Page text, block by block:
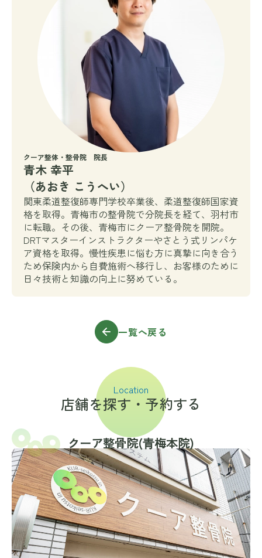
クーア整体・整骨院 院長
青木 幸平
（あおき こうへい）
関東柔道整復師専門学校卒業後、柔道整復師国家資
格を取得。青梅市の整骨院で分院長を経て、羽村市
に転職。その後、青梅市にクーア整骨院を開院。
DRTマスターインストラクターやさとう式リンパケ
ア資格を取得。慢性疾患に悩む方に真摯に向き合う
ため保険内から自費施術へ移行し、お客様のために
日々技術と知識の向上に努めている。
一覧へ戻る
Location
店舗を探す・予約する
クーア整骨院(⻘梅本院)